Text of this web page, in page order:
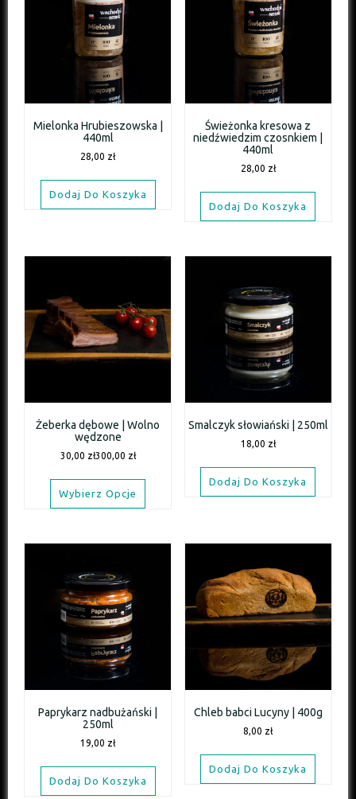
Mielonka Hrubieszowska |
440ml
28,00 zł
Dodaj Do Koszyka
Świeżonka kresowa z
niedźwiedzim czosnkiem |
440ml
28,00 zł
Dodaj Do Koszyka
Żeberka dębowe | Wolno
wędzone
30,00 zł300,00 zł
Wybierz Opcje
Smalczyk słowiański | 250ml
18,00 zł
Dodaj Do Koszyka
Paprykarz nadbużański |
250ml
19,00 zł
Dodaj Do Koszyka
Chleb babci Lucyny | 400g
8,00 zł
Dodaj Do Koszyka